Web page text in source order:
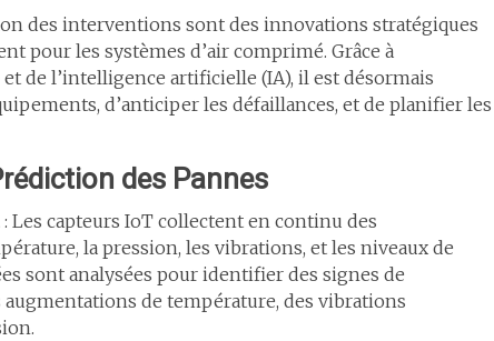
des interventions sont des innovations stratégiques
pour les systèmes d’air comprimé. Grâce à
de l’intelligence artificielle (IA), il est désormais
d’anticiper les défaillances, et de planifier les
des Pannes
: Les capteurs IoT collectent en continu des
la pression, les vibrations, et les niveaux de
sont analysées pour identifier des signes de
de température, des vibrations